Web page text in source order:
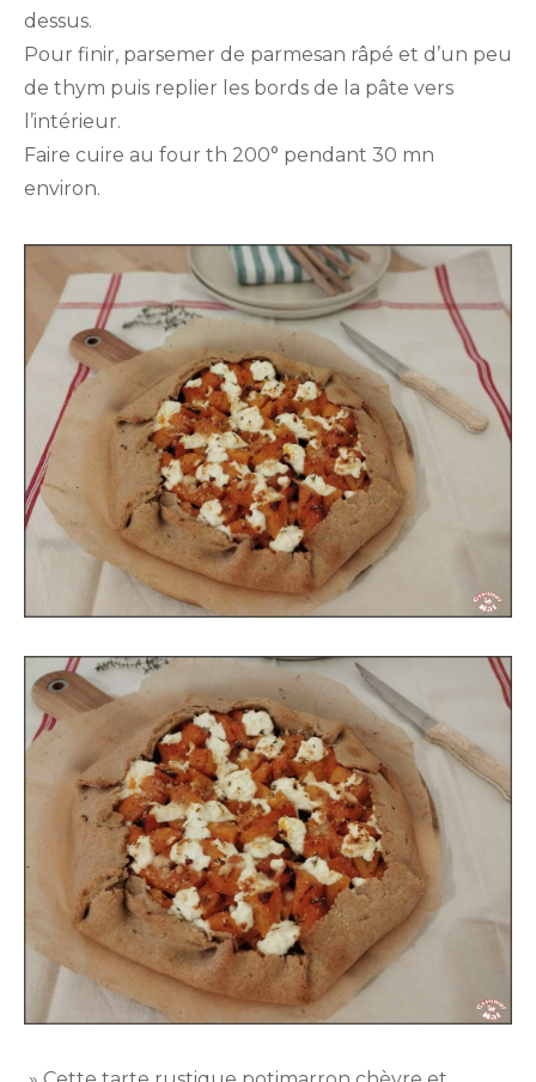
dessus.
Pour finir, parsemer de parmesan râpé et d’un peu
de thym puis replier les bords de la pâte vers
l’intérieur.
Faire cuire au four th 200° pendant 30 mn
environ.